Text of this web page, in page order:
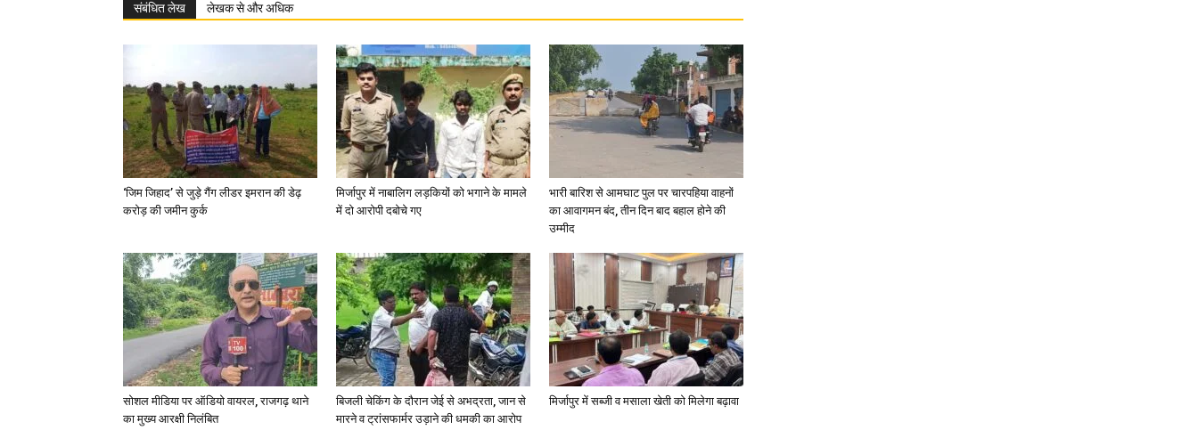
Today
Hindi
Paper
संबंधित लेख लेखक से और अधिक
‘जिम जिहाद’ से जुड़े गैंग लीडर इमरान की डेढ़
करोड़ की जमीन कुर्क
मिर्जापुर में नाबालिग लड़कियों को भगाने के मामले
में दो आरोपी दबोचे गए
भारी बारिश से आमघाट पुल पर चारपहिया वाहनों
का आवागमन बंद, तीन दिन बाद बहाल होने की
उम्मीद
सोशल मीडिया पर ऑडियो वायरल, राजगढ़ थाने
का मुख्य आरक्षी निलंबित
बिजली चेकिंग के दौरान जेई से अभद्रता, जान से
मारने व ट्रांसफार्मर उड़ाने की धमकी का आरोप
मिर्जापुर में सब्जी व मसाला खेती को मिलेगा बढ़ावा